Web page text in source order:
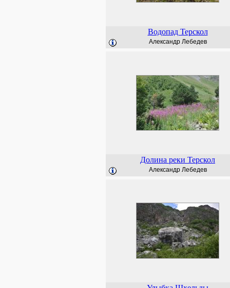
Водопад Терскол
Александр Лебедев
Долина реки Терскол
Александр Лебедев